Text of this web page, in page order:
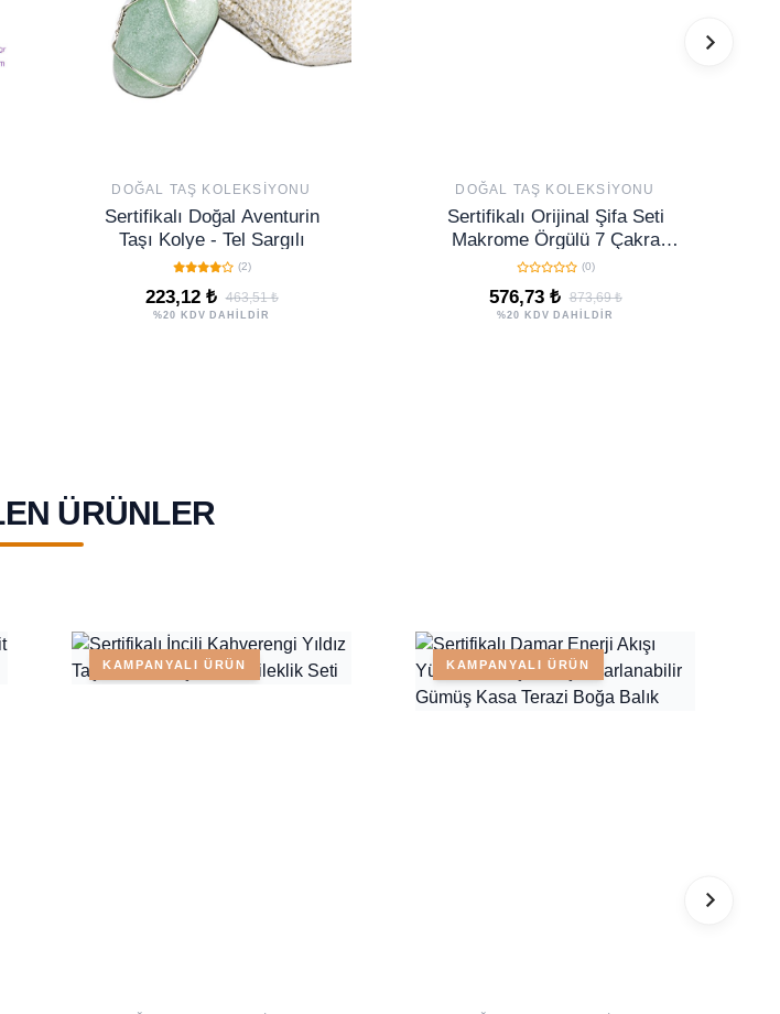
DOĞAL TAŞ KOLEKSIYONU
Sertifikalı Doğal Aventurin
Taşı Kolye - Tel Sargılı
(2)
223,12 ₺ 463,51 ₺
%20 KDV DAHİLDİR
DOĞAL TAŞ KOLEKSIYONU
Sertifikalı Orijinal Şifa Seti
Makrome Örgülü 7 Çakra
Doğal Taş Kolye Ayarlanabilir -
Kahve
(0)
576,73 ₺ 873,69 ₺
%20 KDV DAHİLDİR
ÜRÜNLER
KAMPANYALI ÜRÜN KAMPANYALI ÜRÜN